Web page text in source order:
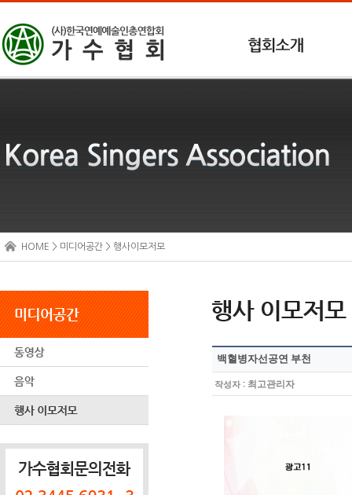
HOME > 미디어공간 > 행사이모저모
백혈병자선공연 부천
작성자 : 최고관리자